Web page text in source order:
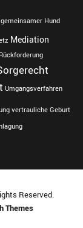
gemeinsamer Hund
Mediation
Rückforderung
Umgangsverfahren
vertrauliche Geburt
Reserved.
Themes